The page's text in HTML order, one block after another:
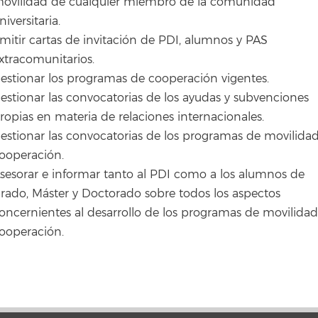
cartas de invitación de PDI, alumnos y PAS
los programas de cooperación vigentes.
las convocatorias de los ayudas y subvenciones
en materia de relaciones internacionales.
las convocatorias de los programas de
e informar tanto al PDI como a los alumnos de
Máster y Doctorado sobre todos los aspectos
al desarrollo de los programas de